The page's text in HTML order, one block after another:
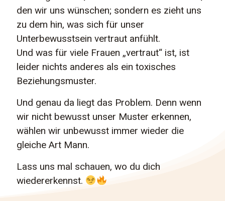
den wir uns wünschen; sondern es zieht uns
zu dem hin, was sich für unser
Unterbewusstsein vertraut anfühlt.
Und was für viele Frauen „vertraut“ ist, ist
leider nichts anderes als ein toxisches
Beziehungsmuster.
Und genau da liegt das Problem. Denn wenn
wir nicht bewusst unser Muster erkennen,
wählen wir unbewusst immer wieder die
gleiche Art Mann.
Lass uns mal schauen, wo du dich
wiedererkennst.